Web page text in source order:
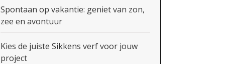
Spontaan op vakantie: geniet van zon,
zee en avontuur
Kies de juiste Sikkens verf voor jouw
project